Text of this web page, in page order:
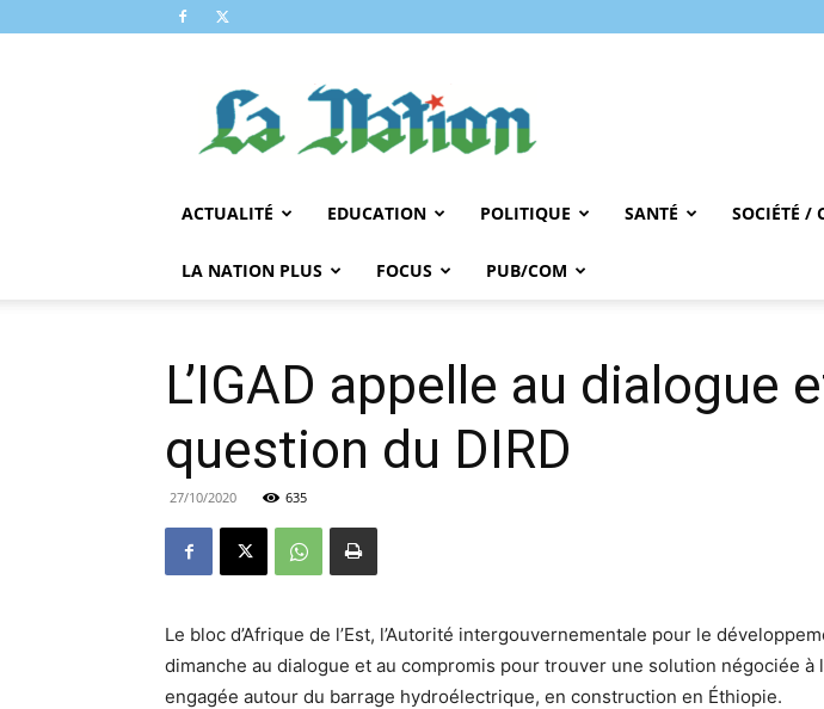
NATION
ACTUALITÉ EDUCATION POLITIQUE SANTÉ SOCIÉTÉ /
LA NATION PLUS FOCUS PUB/COM
L’IGAD appelle au
question du DIRD
27/10/2020 635
Le bloc d’Afrique de l’Est, l’Autorité intergouvernementale pour le
dimanche au dialogue et au compromis pour trouver une solution négociée à
engagée autour du barrage hydroélectrique, en construction en Éthiopie.